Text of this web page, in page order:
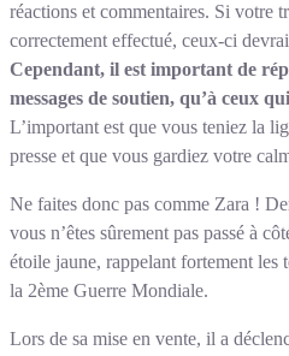
réactions et commentaires. Si votre
correctement effectué, ceux-ci
Cependant, il est important de
messages de soutien, qu’à ceux
L’important est que vous teniez la
presse et que vous gardiez votre
Ne faites donc pas comme Zara !
vous n’êtes sûrement pas passé à
étoile jaune, rappelant fortement les
la 2ème Guerre Mondiale.
Lors de sa mise en vente, il a